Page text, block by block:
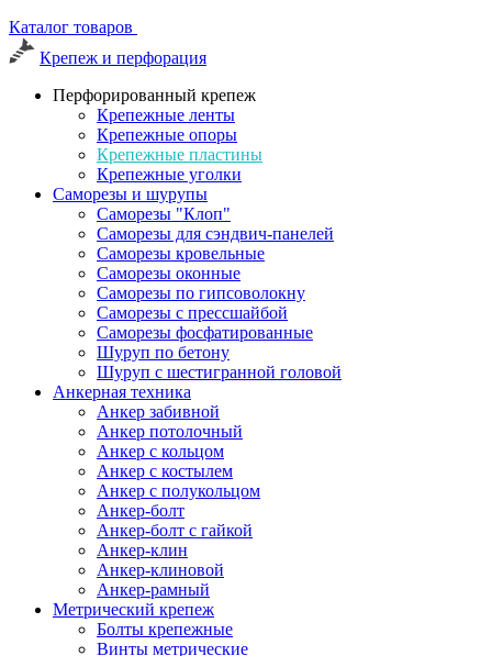
Каталог товаров
Крепеж и перфорация
Перфорированный крепеж
Крепежные ленты
Крепежные опоры
Крепежные пластины
Крепежные уголки
Саморезы и шурупы
Саморезы "Клоп"
Саморезы для сэндвич-панелей
Саморезы кровельные
Саморезы оконные
Саморезы по гипсоволокну
Саморезы с прессшайбой
Саморезы фосфатированные
Шуруп по бетону
Шуруп с шестигранной головой
Анкерная техника
Анкер забивной
Анкер потолочный
Анкер с кольцом
Анкер с костылем
Анкер с полукольцом
Анкер-болт
Анкер-болт с гайкой
Анкер-клин
Анкер-клиновой
Анкер-рамный
Метрический крепеж
Болты крепежные
Винты метрические